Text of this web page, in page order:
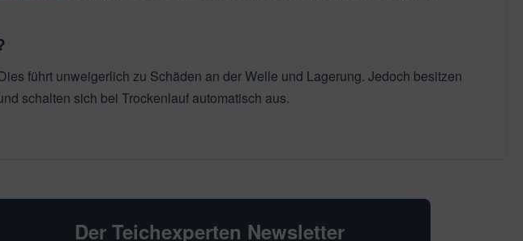
führt unweigerlich zu Schäden an der Welle und Lagerung. Jedoch besitzen
schalten sich bei Trockenlauf automatisch aus.
Der Teichexperten Newsletter